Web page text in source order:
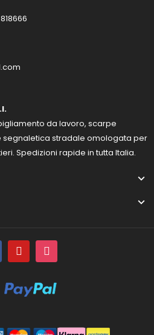
da lavoro, scarpe
segnaletica stradale omologata per
Spedizioni rapide in tutta Italia.